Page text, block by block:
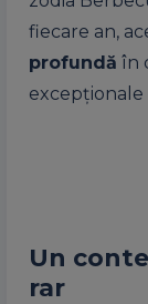
fiecare an,
profundă în
excepționale
Un
rar